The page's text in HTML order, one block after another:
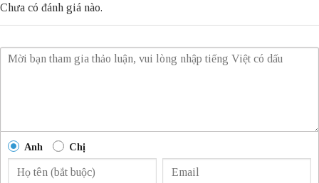
Chưa có đánh giá nào.
Anh Chị